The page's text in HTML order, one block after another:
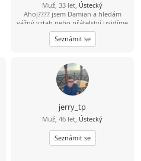
Muž, 33 let, Ústecký
Ahoj???? jsem Damian a hledám
vážný vztah nebo přátelství uvidíme
k čemu nás to doprovodí ???? jsem
veselý a vtipný týpek ???? občas s
nutkou černého humoru ???? rád
zajímavou ženu ????
Seznámit se
jerry_tp
Muž, 46 let, Ústecký
Seznámit se